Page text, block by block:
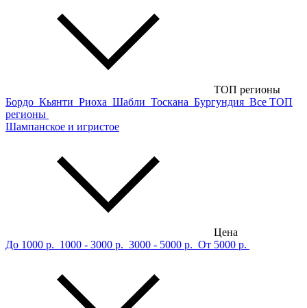
ТОП регионы
Бордо Кьянти Риоха Шабли Тоскана Бургундия Все ТОП
регионы
Шампанское и игристое
Цена
До 1000 р. 1000 - 3000 р. 3000 - 5000 р. От 5000 р.